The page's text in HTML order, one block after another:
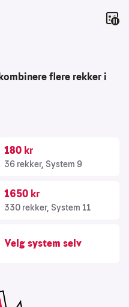
flere rekker i
180 kr
36 rekker, System 9
1650 kr
330 rekker, System 11
Velg system selv